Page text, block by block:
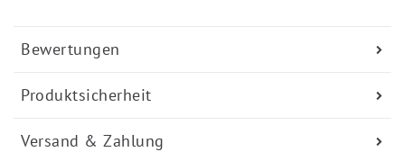
Bewertungen
Produktsicherheit
Versand & Zahlung